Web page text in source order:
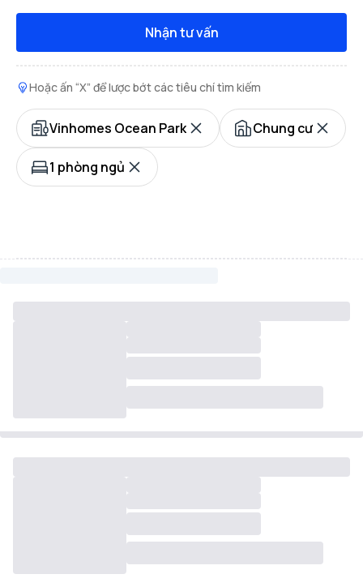
Nhận tư vấn
Hoặc ấn “X” để lược bớt các tiêu chí tìm kiếm
Vinhomes Ocean Park Chung cư
1 phòng ngủ